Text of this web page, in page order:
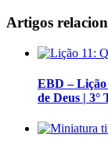
Artigos
EBD – Lição
de Deus | 3°